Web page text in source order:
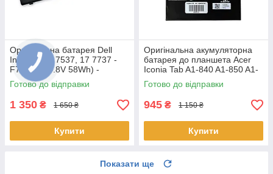
Оригінальна батарея Dell
Inspiron 15 7537, 17 7737 -
F7HVR (14.8V 58Wh) -
Акумулятор, АКБ
Готово до відправки
1 350 ₴ 1 650 ₴
Купити
Оригінальна акумуляторна
батарея до планшета Acer
Iconia Tab A1-840 A1-850 A1-
860 One 8 B1-810 B1-820 B1-
830 - AP14F8K
Готово до відправки
945 ₴ 1 150 ₴
Купити
Показати ще